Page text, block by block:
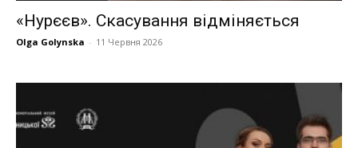
«Нурєєв». Скасування відміняється
Olga Golynska - 11 Червня 2026